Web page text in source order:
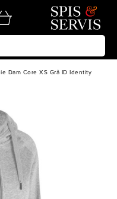
Dam Core XS Grå ID Identity